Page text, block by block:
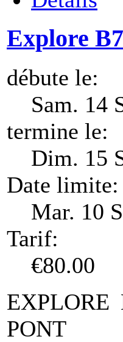
Explore
débute le:
Sam. 14
termine le:
Dim. 15
Date limite:
Mar. 10
Tarif:
€80.00
PONT